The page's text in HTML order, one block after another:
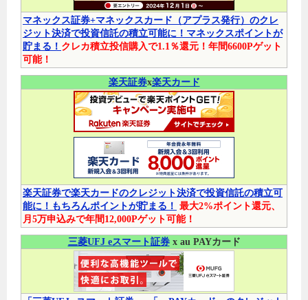
マネックス証券+マネックスカード（アプラス発行）のクレ
ジット決済で投資信託の積立可能に！マネックスポイントが
貯まる！ クレカ積立投信購入で1.1％還元！年間6600Pゲット
可能！
楽天証券x楽天カード
楽天証券で楽天カードのクレジット決済で投資信託の積立可
能に！もちろんポイントが貯まる！ 最大2%ポイント還元、
月5万申込みで年間12,000Pゲット可能！
三菱UFJ eスマート証券x au PAYカード